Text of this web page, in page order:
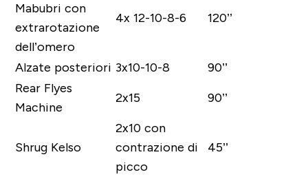
Mabubri con
extrarotazione
dell’omero
4x 12-10-8-6 120’’
Alzate posteriori 3x10-10-8
90’’
Rear Flyes
Machine
2x15 90’’
Shrug Kelso
2x10 con
contrazione di
picco
45’’